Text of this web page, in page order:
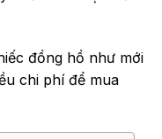
đồng hồ như mới
chi phí để mua